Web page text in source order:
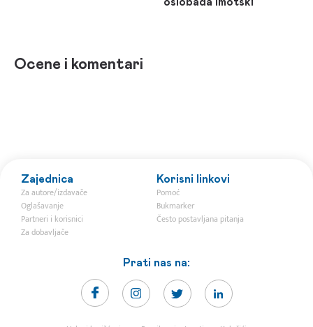
Ocene i komentari
Zajednica
Za autore/izdavače
Oglašavanje
Partneri i korisnici
Za dobavljače
Korisni linkovi
Pomoć
Bukmarker
Često postavljana pitanja
Prati nas na: